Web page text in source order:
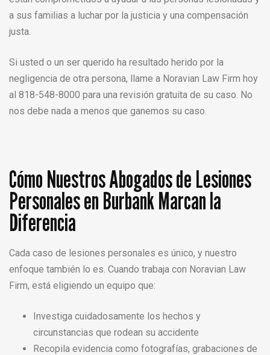
a sus familias a luchar por la justicia y una compensación
justa.
Si usted o un ser querido ha resultado herido por la
negligencia de otra persona, llame a Noravian Law Firm hoy
al 818-548-8000 para una revisión gratuita de su caso. No
nos debe nada a menos que ganemos su caso.
Cómo Nuestros Abogados de Lesiones
Personales en Burbank Marcan la
Diferencia
Cada caso de lesiones personales es único, y nuestro
enfoque también lo es. Cuando trabaja con Noravian Law
Firm, está eligiendo un equipo que:
Investiga cuidadosamente los hechos y
circunstancias que rodean su accidente
Recopila evidencia como fotografías, grabaciones de